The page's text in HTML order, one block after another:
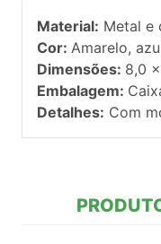
Material: Metal e
Cor: Amarelo,
Dimensões: 8,0
Embalagem:
Detalhes: Com